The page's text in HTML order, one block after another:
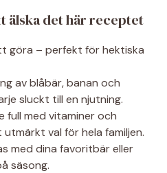
älska det här receptet
göra – perfekt för hektiska
av blåbär, banan och
sluckt till en njutning.
full med vitaminer och
val för hela familjen.
med dina favoritbär eller
säsong.